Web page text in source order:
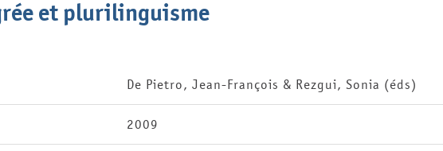
et plurilinguisme
De Pietro, Jean-François & Rezgui, Sonia (éds)
2009